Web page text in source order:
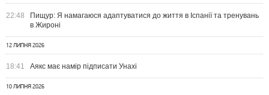
22:48
Пищур: Я намагаюся адаптуватися до життя в Іспанії та тренувань
в Жироні
12 ЛИПНЯ 2026
18:41 Аякс має намір підписати Унахі
10 ЛИПНЯ 2026